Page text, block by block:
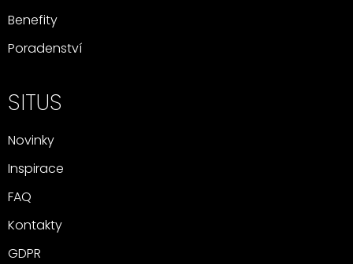
Benefity
Poradenství
SITUS
Novinky
Inspirace
FAQ
Kontakty
GDPR